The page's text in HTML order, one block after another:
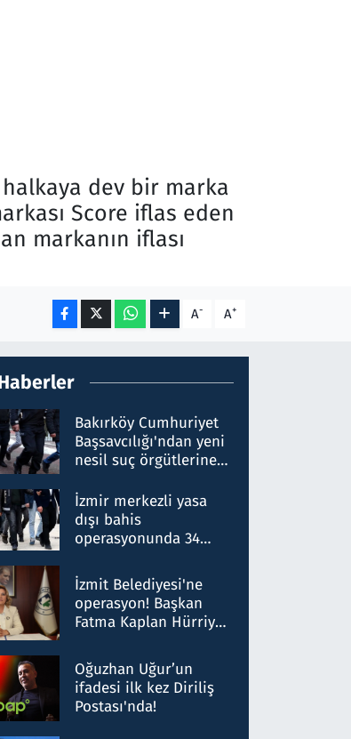
dev bir marka
Score iflas eden
markanın iflası
A- A+
Bakırköy Cumhuriyet
Başsavcılığı'ndan yeni
nesil suç örgütlerine
hakkında gözaltı kararı
İzmir merkezli yasa
dışı bahis
operasyonunda 34
Milyar liralık para
trafiği tespit edildi
İzmit Belediyesi'ne
operasyon! Başkan
Fatma Kaplan Hürriyet
Oğuzhan Uğur’un
ifadesi ilk kez Diriliş
Postası'nda!